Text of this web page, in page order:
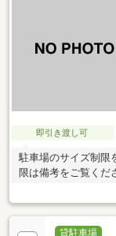
即引き渡し可
駐車場のサイズ制限
限は備考をご覧くだ
貸駐車場